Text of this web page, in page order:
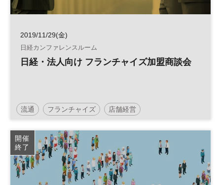
2019/11/29(金)
日経カンファレンスルーム
日経・法人向け フランチャイズ加盟商談会
流通 フランチャイズ 店舗経営
開催
終了